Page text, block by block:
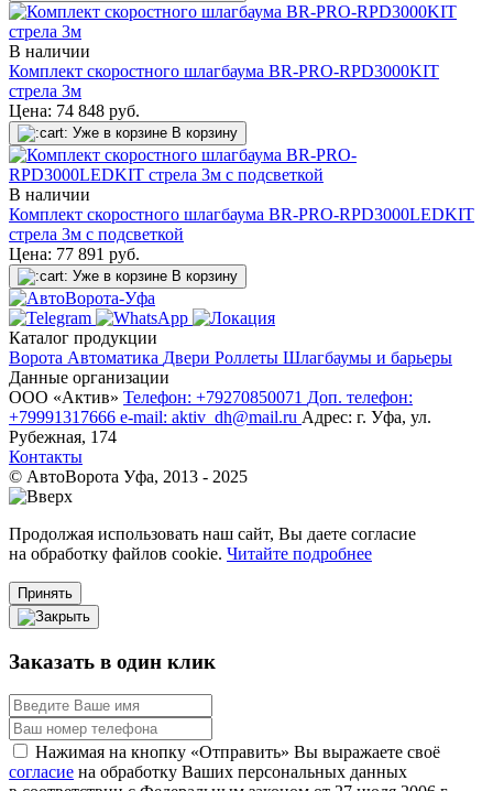
В наличии
Комплект скоростного шлагбаума BR-PRO-RPD3000KIT
стрела 3м
Цена: 74 848 руб.
Уже в корзине В корзину
В наличии
Комплект скоростного шлагбаума BR-PRO-RPD3000LEDKIT
стрела 3м с подсветкой
Цена: 77 891 руб.
Уже в корзине В корзину
Каталог продукции
Ворота Автоматика Двери Роллеты Шлагбаумы и барьеры
Данные организации
ООО «‎Актив»‎ Телефон: +79270850071 Доп. телефон:
+79991317666 e-mail: aktiv_dh@mail.ru Адрес: г. Уфа, ул.
Рубежная, 174
Контакты
© АвтоВорота Уфа, 2013 - 2025
Продолжая использовать наш сайт, Вы даете согласие
на обработку файлов cookie. Читайте подробнее
Принять
Заказать в один клик
Нажимая на кнопку «Отправить» Вы выражаете своё
согласие на обработку Ваших персональных данных